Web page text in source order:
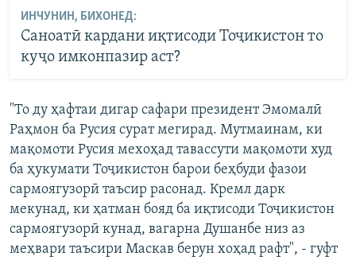
ИНЧУНИН, БИХОНЕД:
Саноатӣ кардани иқтисоди Тоҷикистон то
куҷо имконпазир аст?
"То ду ҳафтаи дигар сафари президент Эмомалӣ
Раҳмон ба Русия сурат мегирад. Мутмаинам, ки
мақомоти Русия мехоҳад тавассути мақомоти худ
ба ҳукумати Тоҷикистон барои беҳбуди фазои
сармоягузорӣ таъсир расонад. Кремл дарк
мекунад, ки ҳатман бояд ба иқтисоди Тоҷикистон
сармоягузорӣ кунад, вагарна Душанбе низ аз
меҳвари таъсири Маскав берун хоҳад рафт", - гуфт